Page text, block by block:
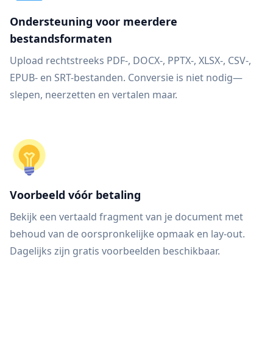
Ondersteuning voor meerdere
bestandsformaten
Upload rechtstreeks PDF-, DOCX-, PPTX-, XLSX-, CSV-,
EPUB- en SRT-bestanden. Conversie is niet nodig—
slepen, neerzetten en vertalen maar.
Voorbeeld vóór betaling
Bekijk een vertaald fragment van je document met
behoud van de oorspronkelijke opmaak en lay-out.
Dagelijks zijn gratis voorbeelden beschikbaar.